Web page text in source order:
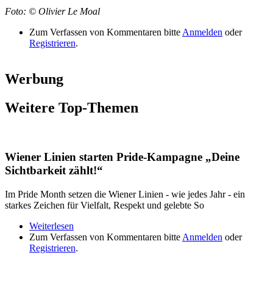
Foto: © Olivier Le Moal
Zum Verfassen von Kommentaren bitte Anmelden oder
Registrieren.
Werbung
Weitere Top-Themen
Wiener Linien starten Pride-Kampagne „Deine
Sichtbarkeit zählt!“
Im Pride Month setzen die Wiener Linien - wie jedes Jahr - ein
starkes Zeichen für Vielfalt, Respekt und gelebte So
Weiterlesen
Sichtbarkeit zählt!“
Zum Verfassen von Kommentaren bitte Anmelden oder
Registrieren.